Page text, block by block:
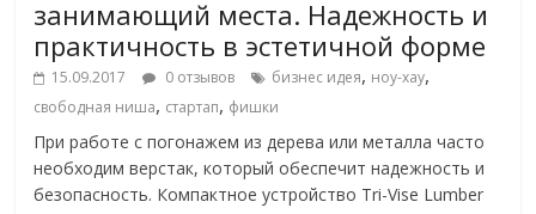
занимающий места. Надежность и
практичность в эстетичной форме
15.09.2017 0 отзывов бизнес идея, ноу-хау,
свободная ниша, стартап, фишки
При работе с погонажем из дерева или металла часто
необходим верстак, который обеспечит надежность и
безопасность. Компактное устройство Tri-Vise Lumber